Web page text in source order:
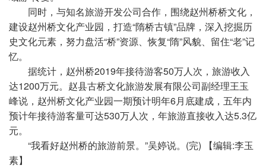
同时，与知名旅游开发公司合作，围绕赵州桥桥文化，
建设赵州桥文化产业园，打造“隋桥古镇”品牌，深入挖掘历
史文化元素，努力盘活“桥”资源、恢复“隋”风貌、留住“老”记
忆。
据统计，赵州桥2019年接待游客50万人次，旅游收入
达1200万元。赵县古桥文化旅游发展有限公司副经理王玉
峰说，赵州桥文化产业园一期预计明年6月底建成，五年内
预计年接待游客量可达530万人次，年旅游直接收入达5.3亿
元。
“我看好赵州桥的旅游前景。”吴婷说。(完) 【编辑:李玉
素】